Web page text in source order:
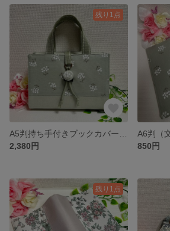
残り1点
2,380円
850円
残り1点